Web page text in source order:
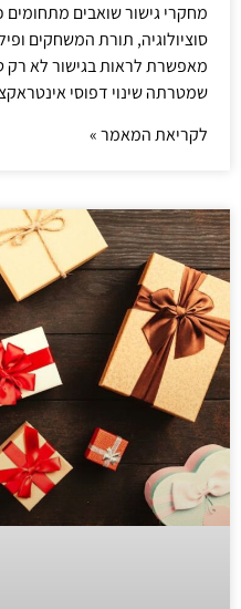
מחקרי גישור שואבים מתחומים
סוציולוגיה, תורת המשחקים
מאפשרת לראות בגישור לא
שמטרתה שינוי דפוסי
לקריאת המאמר »